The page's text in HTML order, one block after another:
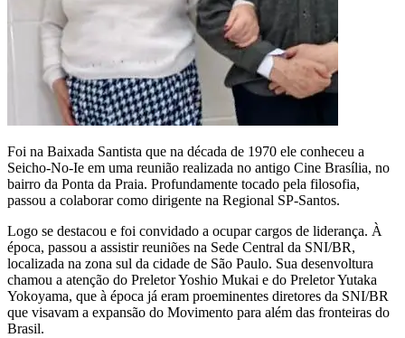
Foi na Baixada Santista que na década de 1970 ele conheceu a
Seicho-No-Ie em uma reunião realizada no antigo Cine Brasília, no
bairro da Ponta da Praia. Profundamente tocado pela filosofia,
passou a colaborar como dirigente na Regional SP-Santos.
Logo se destacou e foi convidado a ocupar cargos de liderança. À
época, passou a assistir reuniões na Sede Central da SNI/BR,
localizada na zona sul da cidade de São Paulo. Sua desenvoltura
chamou a atenção do Preletor Yoshio Mukai e do Preletor Yutaka
Yokoyama, que à época já eram proeminentes diretores da SNI/BR
que visavam a expansão do Movimento para além das fronteiras do
Brasil.